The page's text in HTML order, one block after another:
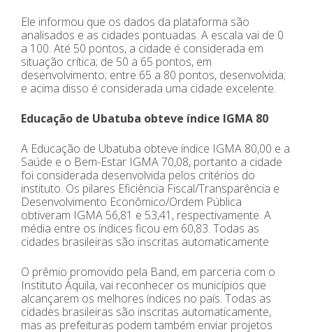
Ele informou que os dados da plataforma são
analisados e as cidades pontuadas. A escala vai de 0
a 100. Até 50 pontos, a cidade é considerada em
situação crítica; de 50 a 65 pontos, em
desenvolvimento; entre 65 a 80 pontos, desenvolvida;
e acima disso é considerada uma cidade excelente.
Educação de Ubatuba obteve índice IGMA 80
A Educação de Ubatuba obteve índice IGMA 80,00 e a
Saúde e o Bem-Estar IGMA 70,08, portanto a cidade
foi considerada desenvolvida pelos critérios do
instituto. Os pilares Eficiência Fiscal/Transparência e
Desenvolvimento Econômico/Ordem Pública
obtiveram IGMA 56,81 e 53,41, respectivamente. A
média entre os índices ficou em 60,83. Todas as
cidades brasileiras são inscritas automaticamente
O prêmio promovido pela Band, em parceria com o
Instituto Áquila, vai reconhecer os municípios que
alcançarem os melhores índices no país. Todas as
cidades brasileiras são inscritas automaticamente,
mas as prefeituras podem também enviar projetos